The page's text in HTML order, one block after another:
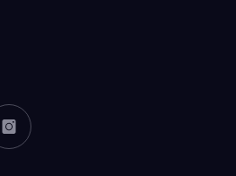
Sztuczna inteligencja po
polsku. Dość barier